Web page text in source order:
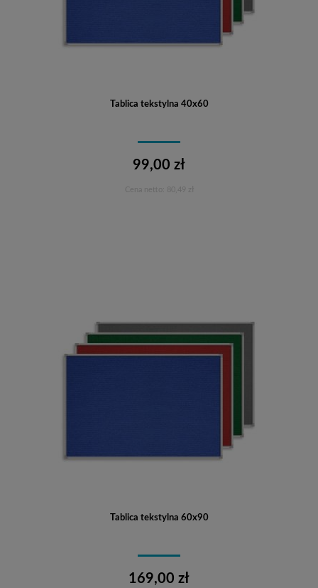
Tablica tekstylna 40x60
99,00 zł
80,49 zł
Tablica tekstylna 60x90
169,00 zł